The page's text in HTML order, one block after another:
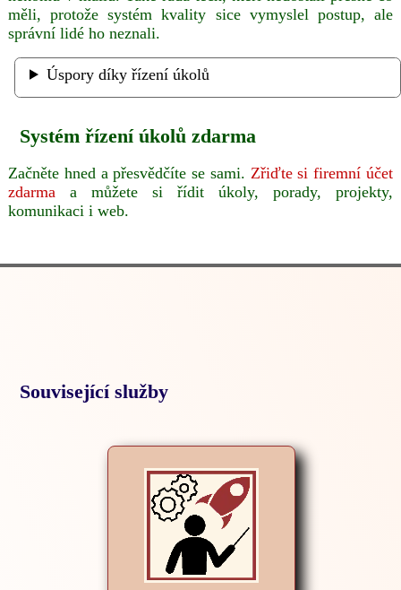
měli, protože systém kvality sice vymyslel postup, ale
správní lidé ho neznali.
Úspory díky řízení úkolů
Systém řízení úkolů zdarma
Začněte hned a přesvědčíte se sami. Zřiďte si firemní účet
zdarma a můžete si řídit úkoly, porady, projekty,
komunikaci i web.
Související služby